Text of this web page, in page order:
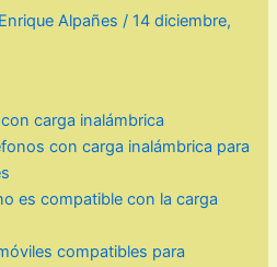
Enrique Alpañes/14 diciembre,
carga inalámbrica
con carga inalámbrica para
es compatible con la carga
compatibles para